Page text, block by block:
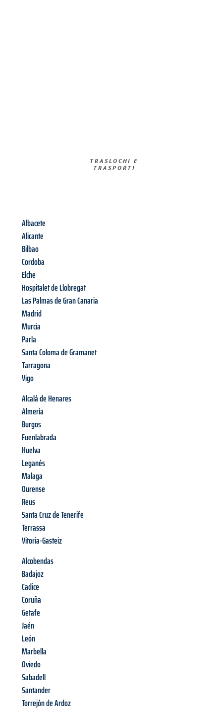
TRASLOCHI E
TRASPORTI​
Albacete
Alicante
Bilbao
Cordoba
Elche
Hospitalet de Llobregat
Las Palmas de Gran Canaria
Madrid
Murcia
Parla
Santa Coloma de Gramanet
Tarragona
Vigo
Alcalá de Henares
Almería
Burgos
Fuenlabrada
Huelva
Leganés
Malaga
Ourense
Reus
Santa Cruz de Tenerife
Terrassa
Vitoria-Gasteiz
Alcobendas
Badajoz
Cadice
Coruña
Getafe
Jaén
León
Marbella
Oviedo
Sabadell
Santander
Torrejón de Ardoz